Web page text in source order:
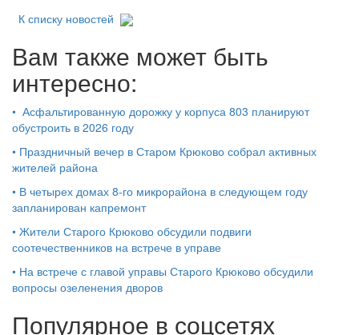
К списку новостей
Вам также может быть
интересно:
• Асфальтированную дорожку у корпуса 803 планируют
обустроить в 2026 году
• Праздничный вечер в Старом Крюково собрал активных
жителей района
• В четырех домах 8-го микрорайона в следующем году
запланирован капремонт
• Жители Старого Крюково обсудили подвиги
соотечественников на встрече в управе
• На встрече с главой управы Старого Крюково обсудили
вопросы озеленения дворов
Популярное в соцсетях